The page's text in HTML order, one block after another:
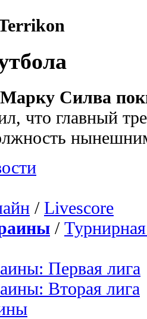
Силва
что главный
/ Livescore
/
Первая лига
Вторая лига